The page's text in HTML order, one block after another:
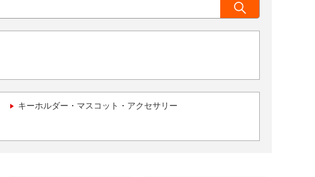
キーホルダー・マスコット・アクセサリー